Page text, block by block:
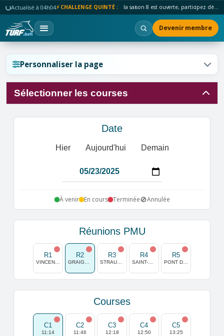
Actualisé à 04h04⚡ CHALLENGE QUINTÉ : la saison 8 est ouverte, participez dès maintenant !
Devenir membre
Personnaliser la page
Sélectionner les courses
Date
Hier Aujourd'hui Demain
À venir En cours Terminée🚫Annulée
Réunions PMU
R1 R2 R3 R4 R5
Courses
C1
11:14
C2
11:46
C3
12:18
C4
12:50
C5
13:25
Réinitialiser l'affichage ?
Réinitialiser